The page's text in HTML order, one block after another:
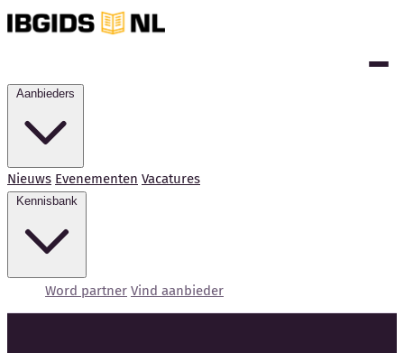
Nieuws Evenementen Vacatures
Word partner Vind aanbieder